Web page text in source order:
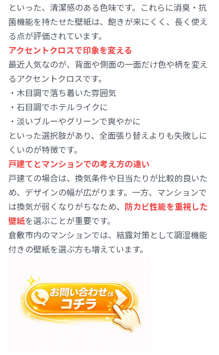
といった、清潔感のある色味です。これらに消臭・抗
菌機能を持たせた壁紙は、飽きが来にくく、長く使え
る点が評価されています。
アクセントクロスで印象を変える
最近人気なのが、背面や側面の一面だけ色や柄を変え
るアクセントクロスです。
・木目調で落ち着いた雰囲気
・石目調でホテルライクに
・淡いブルーやグリーンで爽やかに
といった選択肢があり、全面張り替えよりも失敗しに
くいのが特徴です。
戸建てとマンションでの考え方の違い
戸建ての場合は、換気条件や日当たりが比較的良いた
め、デザインの幅が広がります。一方、マンションで
は換気が弱くなりがちなため、 防カビ性能を重視した
壁紙を選ぶことが重要です。
倉敷市内のマンションでは、結露対策として調湿機能
付きの壁紙を選ぶ方も増えています。